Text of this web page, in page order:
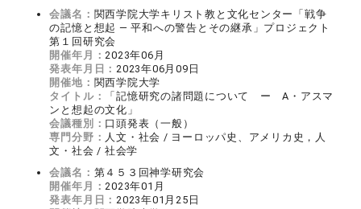
会議名： 関西学院大学キリスト教と文化センター「戦争
の記憶と想起 ― 平和への警告とその継承」プロジェクト
第１回研究会
開催年月：2023年06月
発表年月日：2023年06月09日
開催地： 関西学院大学
タイトル：
「記憶研究の諸問題について ー A・アスマ
ンと想起の文化」
会議種別： 口頭発表（一般）
専門分野： 人文・社会 / ヨーロッパ史、アメリカ史，人
文・社会 / 社会学
会議名： 第４５３回神学研究会
開催年月：2023年01月
発表年月日：2023年01月25日